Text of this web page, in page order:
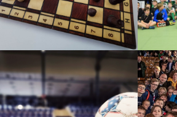
TURNIEJ SZACHOWY O
PUCHAR ŚW. POLIKARPA